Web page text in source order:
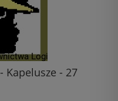
Kapelusze - 27